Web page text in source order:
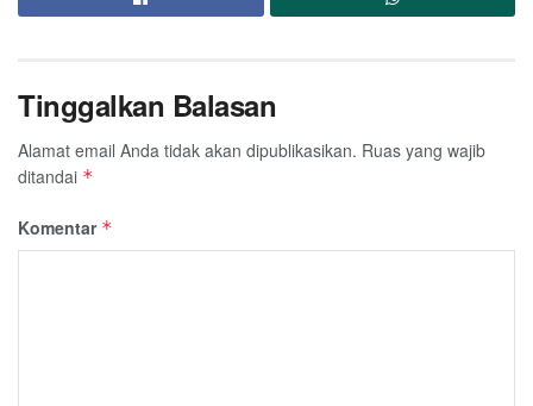
Tinggalkan Balasan
Alamat email Anda tidak akan dipublikasikan. Ruas yang wajib
ditandai *
Komentar *